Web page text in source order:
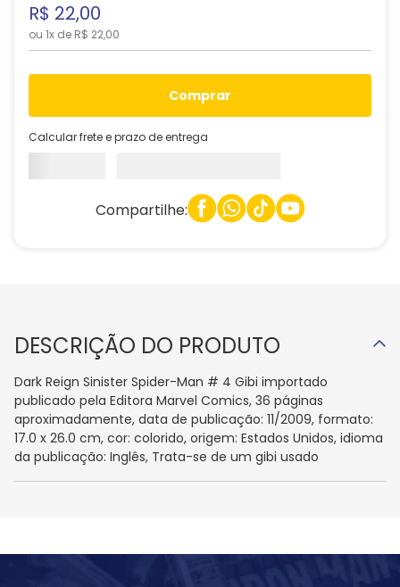
R$ 22,00
ou 1x de R$ 22,00
comprar
Calcular frete e prazo de entrega
Compartilhe:
DESCRIÇÃO DO PRODUTO
Dark Reign Sinister Spider-Man # 4 Gibi importado
publicado pela Editora Marvel Comics, 36 páginas
aproximadamente, data de publicação: 11/2009, formato:
17.0 x 26.0 cm, cor: colorido, origem: Estados Unidos, idioma
da publicação: Inglês, Trata-se de um gibi usado